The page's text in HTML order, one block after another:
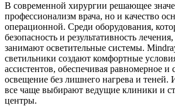
В современной хирургии решающее
профессионализм врача, но и качество
операционной. Среди оборудования,
безопасность и результативность
занимают осветительные системы.
светильники создают комфортные
ассистентов, обеспечивая равномерное и
освещение без лишнего нагрева и
все чаще выбирают ведущие клиники и
центры.